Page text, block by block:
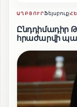
ԱՂԲՅՈՒՐՖեյսբուք
Ընդդիմադիր
հրաժարվի